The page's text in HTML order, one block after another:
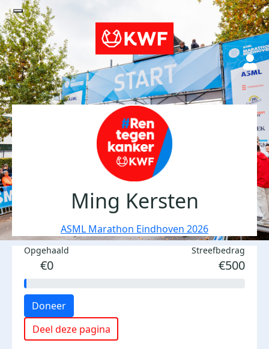
Ming Kersten
ASML Marathon Eindhoven 2026
Opgehaald
€0
Streefbedrag
€500
Doneer
Deel deze pagina